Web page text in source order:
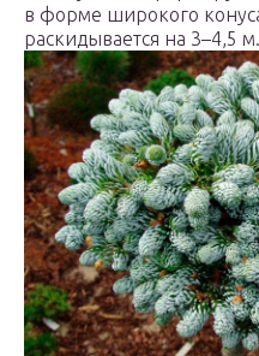
в форме широкого
раскидывается на 3–4,5 м.